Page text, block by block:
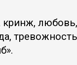
кринж,